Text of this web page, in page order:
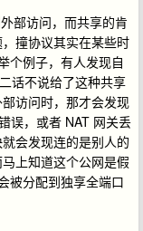
部访问，而共享的肯
撞协议其实在某些时
个例子，有人发现自
话不说给了这种共享
访问时，那才会发现
误，或者 NAT 网关丢
会发现连的是别人的
上知道这个公网是假
被分配到独享全端口